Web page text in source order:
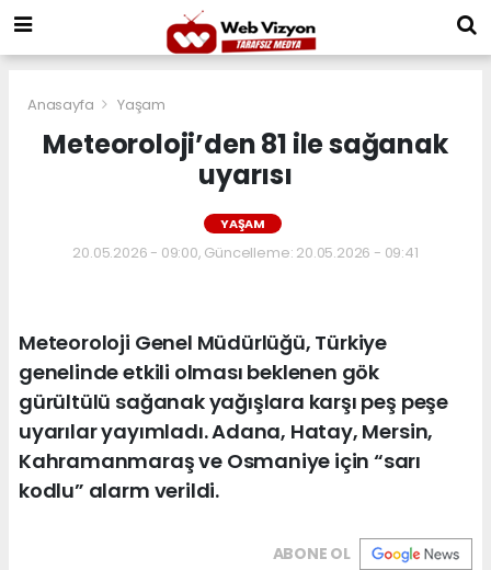
Anasayfa Yaşam
Meteoroloji’den 81 ile sağanak
uyarısı
YAŞAM
20.05.2026 - 09:00, Güncelleme: 20.05.2026 - 09:41
Meteoroloji Genel Müdürlüğü, Türkiye
genelinde etkili olması beklenen gök
gürültülü sağanak yağışlara karşı peş peşe
uyarılar yayımladı. Adana, Hatay, Mersin,
Kahramanmaraş ve Osmaniye için “sarı
kodlu” alarm verildi.
ABONE OL